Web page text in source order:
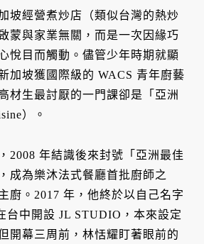
坡經營煮炒店（類似台灣的熱炒
蒙與家業無關，而是一次因緣巧
悅目而觸動。儘管少年時期就顯
加坡獲國際級的 WACS 青年廚藝
材生最討厭的一門課卻是「亞洲
）。
2008 年結識後來封號「亞洲最佳
成為樂沐法式餐廳首批廚師之
廚。2017 年，他終於以自己名字
台中開設 JL STUDIO，本來設定
開幕三周前，林恬耀盯著眼前的